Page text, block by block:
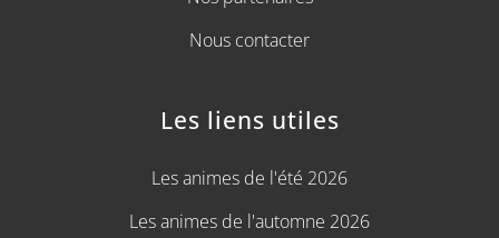
Nous contacter
Les liens utiles
Les animes de l'été 2026
Les animes de l'automne 2026